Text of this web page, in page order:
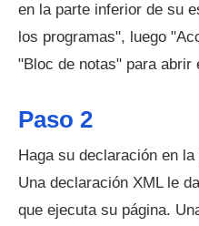
en la parte inferior de su
los programas", luego
"Bloc de notas" para abrir
Paso 2
Haga su declaración en
Una declaración XML le
que ejecuta su página.